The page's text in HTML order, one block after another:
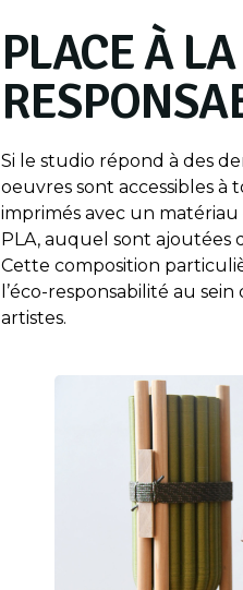
PLACE À
Si le studio répond à des
oeuvres sont accessibles à
imprimés avec un matériau
PLA, auquel sont ajoutées
Cette composition
l’éco-responsabilité au
artistes.